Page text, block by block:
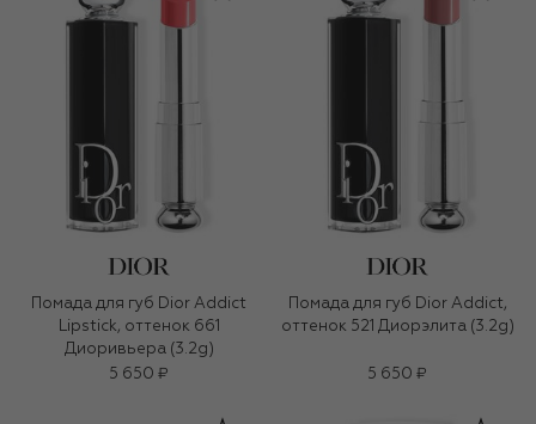
Помада для губ Dior Addict
Lipstick, оттенок 661
Диоривьера (3.2g)
5 650 ₽
Помада для губ Dior Addict,
оттенок 521 Диорэлита (3.2g)
5 650 ₽